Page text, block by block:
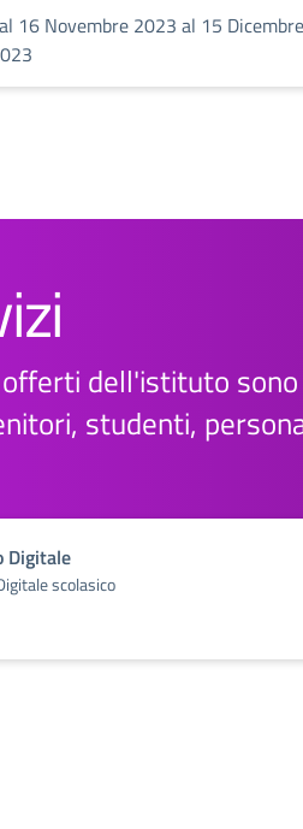
16 Novembre 2023 al 15 Dicembre
dell'istituto
studenti,
Digitale
scolasico